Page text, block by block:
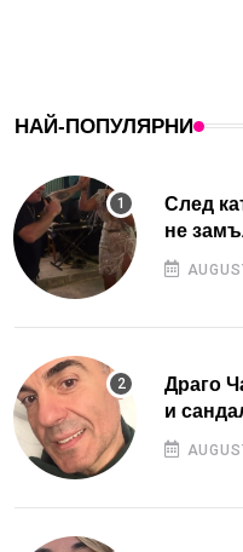
НАЙ-ПОПУЛЯРНИ
След
не
Драго
и